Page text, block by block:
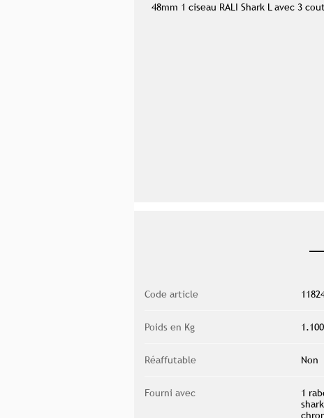
48mm 1 ciseau RALI Shark L avec 3
Code article
Poids en Kg
Réaffutable Non
Fourni avec
1